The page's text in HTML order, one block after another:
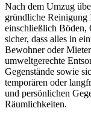
Nach dem Umzug
gründliche Reinigung
einschließlich Böden,
sicher, dass alles in
Bewohner oder
umweltgerechte
Gegenstände sowie
temporären oder
und persönlichen
Räumlichkeiten.